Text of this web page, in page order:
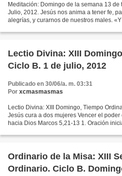
Meditación: Domingo de la semana 13
Julio, 2012. Jesús nos anima a tener fe,
alegrías, y curarnos de nuestros males.
Lectio Divina: XIII
Ciclo B. 1 de julio, 2012
Publicado en 30/06/a. m. 03:31
Por xcmasmasmas
Lectio Divina: XIII Domingo, Tiempo
Jesús cura a dos mujeres Vencer el
hacia Dios Marcos 5,21-13 1. Oración
Ordinario de la Misa: XIII
Ordinario. Ciclo B.